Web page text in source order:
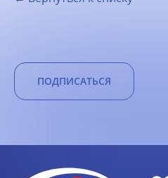
ПОДПИСАТЬСЯ